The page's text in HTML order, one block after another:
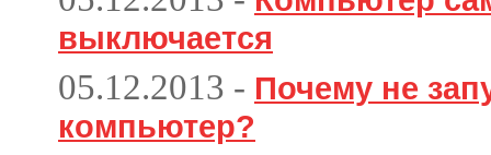
выключается
05.12.2013 - Почему не
компьютер?